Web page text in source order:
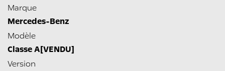
Marque
Mercedes-Benz
Modèle
Classe A[VENDU]
Version